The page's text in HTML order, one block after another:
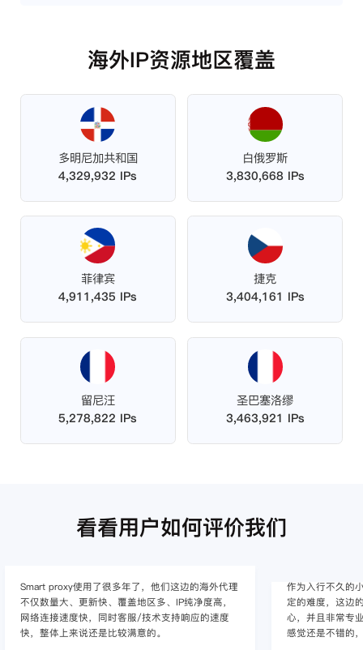
海外IP资源地区覆盖
多明尼加共和国
4,329,932 IPs
白俄罗斯
3,830,668 IPs
菲律宾
4,911,435 IPs
捷克
3,404,161 IPs
留尼汪
5,278,822 IPs
圣巴塞洛缪
3,463,921 IPs
看看用户如何评价我们
Smart proxy使用了很多年了，他们这边的海外代理
不仅数量大、更新快、覆盖地区多、IP纯净度高，
网络连接速度快，同时客服/技术支持响应的速度
快，整体上来说还是比较满意的。
作为入行不久的
定的难度，这边
心，并且非常专
感觉还是不错的